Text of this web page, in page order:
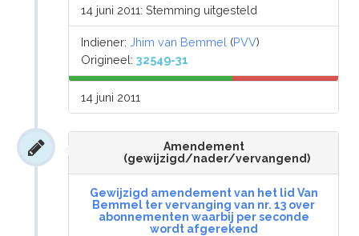
14 juni 2011: Stemming uitgesteld
Indiener:Jhim van Bemmel (PVV)
Origineel:32549-31
14 juni 2011
Amendement
(gewijzigd/nader/vervangend)
Gewijzigd amendement van het lid Van
Bemmel ter vervanging van nr. 13 over
abonnementen waarbij per seconde
wordt afgerekend